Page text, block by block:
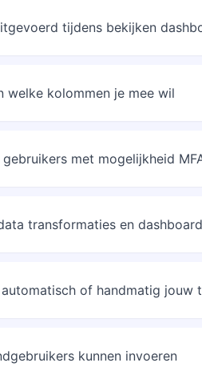
tijdens bekijken
welke kolommen je mee wil
met mogelijkheid
transformaties en
of handmatig
kunnen invoeren